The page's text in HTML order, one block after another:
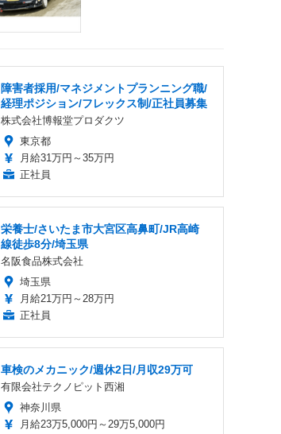
障害者採用/マネジメントプランニング職/
経理ポジション/フレックス制/正社員募集
株式会社博報堂プロダクツ
東京都
月給31万円～35万円
正社員
栄養士/さいたま市大宮区高鼻町/JR高崎
線徒歩8分/埼玉県
名阪食品株式会社
埼玉県
月給21万円～28万円
正社員
車検のメカニック/週休2日/月収29万可
有限会社テクノピット西湘
神奈川県
月給23万5,000円～29万5,000円